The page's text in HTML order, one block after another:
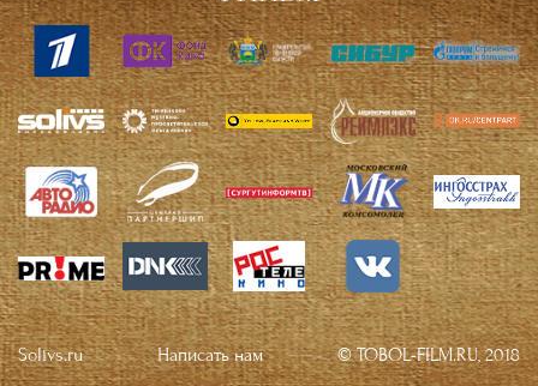
Solivs.ru Написать нам © TOBOL-FILM.RU, 2018